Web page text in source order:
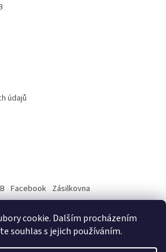
cookie. Dalším procházením
souhlas s jejich používáním.
údajů
Facebook Zásilkovna